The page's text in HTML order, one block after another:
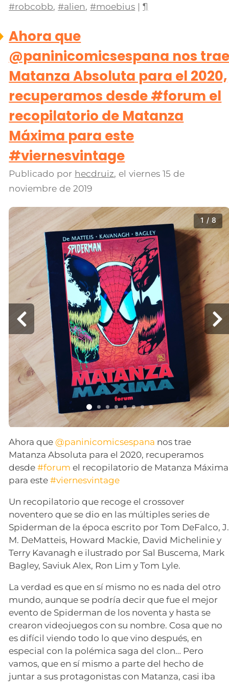
#robcobb,#alien,#moebius |¶
Ahora que
@paninicomicsespana nos
Matanza Absoluta para el 2020,
recuperamos desde #forum el
recopilatorio de Matanza
Máxima para este
#viernesvintage
Publicado por hecdruiz, elviernes 15 de
noviembre de 2019
1 / 8
Ahora que @paninicomicsespana nos trae
Matanza Absoluta para el 2020, recuperamos
desde#forum el recopilatorio de Matanza Máxima
para este#viernesvintage
Un recopilatorio que recoge el crossover
noventero que se dio en las múltiples series de
Spiderman de la época escrito por Tom DeFalco, J.
M. DeMatteis, Howard Mackie, David Michelinie y
Terry Kavanagh e ilustrado por Sal Buscema, Mark
Bagley, Saviuk Alex, Ron Lim y Tom Lyle.
La verdad es que en sí mismo no es nada del otro
mundo, aunque se podría decir que fue el mejor
evento de Spiderman de los noventa y hasta se
crearon videojuegos con su nombre. Cosa que no
es difícil viendo todo lo que vino después, en
especial con la polémica saga del clon… Pero
vamos, que en sí mismo a parte del hecho de
juntar a sus protagonistas con Matanza, casi iba